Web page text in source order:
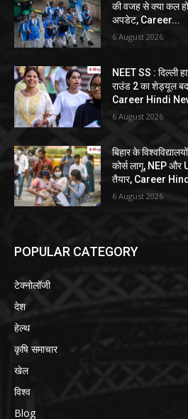
की वजह से क्या कल
अपडेट, Career...
6 August 2026
NEET SS : दिल्ली
राउंड 2 का शेड्यूल
Career Hindi
6 August 2026
बिहार के
कोर्स लागू, NEP और
तैयार, Career
6 August 2026
POPULAR CATEGORY
टेक्नोलॉजी
देश
हेल्थ
कृषि समाचार
खेल
विश्व
Blog